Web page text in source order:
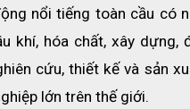
loại
hợp
nổi tiếng toàn cầu có
khí, hóa chất, xây dựng,
cứu, thiết kế và sản
lớn trên thế giới.